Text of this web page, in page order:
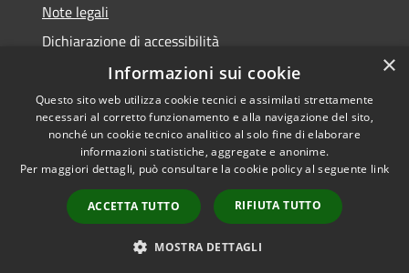
Note legali
Dichiarazione di accessibilità
Accessibilità
Privacy
Mappa del sito
Copyright © 2026 • Comune di
San Nicolò d'Arcidano •
Powered byMunicipium •
Accesso redazione
×
Informazioni sui cookie
Questo sito web utilizza cookie tecnici e assimilati strettamente
necessari al corretto funzionamento e alla navigazione del sito,
nonché un cookie tecnico analitico al solo fine di elaborare
informazioni statistiche, aggregate e anonime.
Per maggiori dettagli, può consultare la cookie policy al seguente link
ACCETTA TUTTO RIFIUTA TUTTO
MOSTRA DETTAGLI